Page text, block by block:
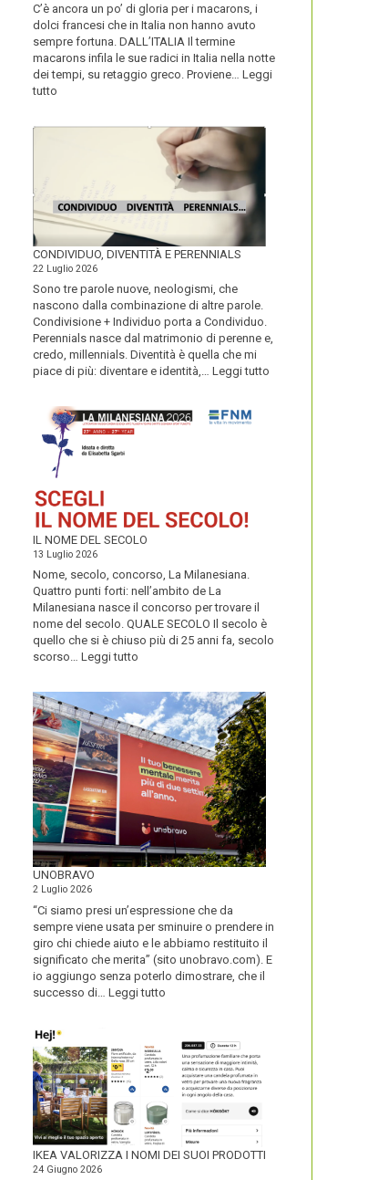
C’è ancora un po’ di gloria per i macarons, i
dolci francesi che in Italia non hanno avuto
sempre fortuna. DALL’ITALIA Il termine
macarons infila le sue radici in Italia nella notte
dei tempi, su retaggio greco. Proviene… Leggi
tutto
CONDIVIDUO, DIVENTITÀ E PERENNIALS
22 Luglio 2026
Sono tre parole nuove, neologismi, che
nascono dalla combinazione di altre parole.
Condivisione + Individuo porta a Condividuo.
Perennials nasce dal matrimonio di perenne e,
credo, millennials. Diventità è quella che mi
piace di più: diventare e identità,… Leggi tutto
IL NOME DEL SECOLO
13 Luglio 2026
Nome, secolo, concorso, La Milanesiana.
Quattro punti forti: nell’ambito de La
Milanesiana nasce il concorso per trovare il
nome del secolo. QUALE SECOLO Il secolo è
quello che si è chiuso più di 25 anni fa, secolo
scorso… Leggi tutto
NOME
DEL
SECOLO
UNOBRAVO
2 Luglio 2026
“Ci siamo presi un’espressione che da
sempre viene usata per sminuire o prendere in
giro chi chiede aiuto e le abbiamo restituito il
significato che merita” (sito unobravo.com). E
io aggiungo senza poterlo dimostrare, che il
successo di… Leggi tutto
IKEA VALORIZZA I NOMI DEI SUOI PRODOTTI
24 Giugno 2026